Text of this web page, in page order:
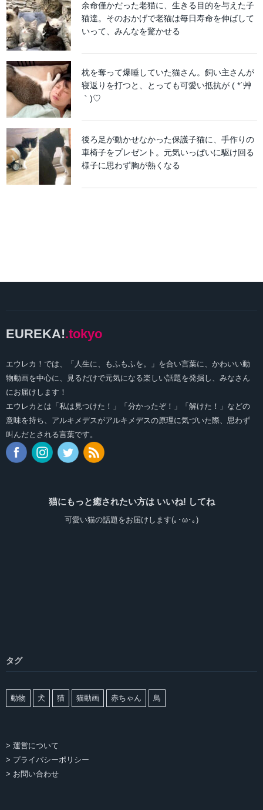
余命僅かだった老猫に、生きる目的を与えた子
猫達。そのおかげで老猫は毎日寿命を伸ばして
いって、みんなを驚かせる
枕を奪って爆睡していた猫さん。飼い主さんが
寝返りを打つと、とっても可愛い抵抗が ( *´艸
｀)♡
後ろ足が動かせなかった保護子猫に、手作りの
車椅子をプレゼント。元気いっぱいに駆け回る
様子に思わず胸が熱くなる
EUREKA!.tokyo
エウレカ！では、「人生に、もふもふを。」を合い言葉に、かわいい動
物動画を中心に、見るだけで元気になる楽しい話題を発掘し、みなさん
にお届けします！
エウレカとは「私は見つけた！」「分かったぞ！」「解けた！」などの
意味を持ち、アルキメデスがアルキメデスの原理に気づいた際、思わず
叫んだとされる言葉です。
猫にもっと癒されたい方は いいね! してね
可愛い猫の話題をお届けします(｡･ω･｡)
タグ
動物 犬 猫 猫動画 赤ちゃん 鳥
> 運営について
> プライバシーポリシー
> お問い合わせ